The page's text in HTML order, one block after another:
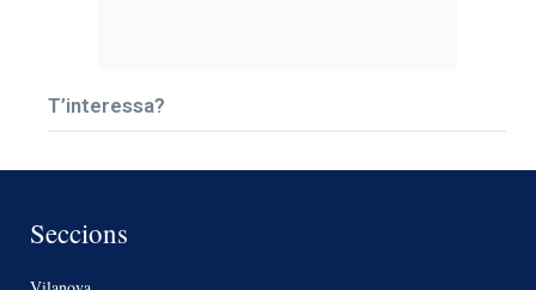
T’interessa?
Seccions